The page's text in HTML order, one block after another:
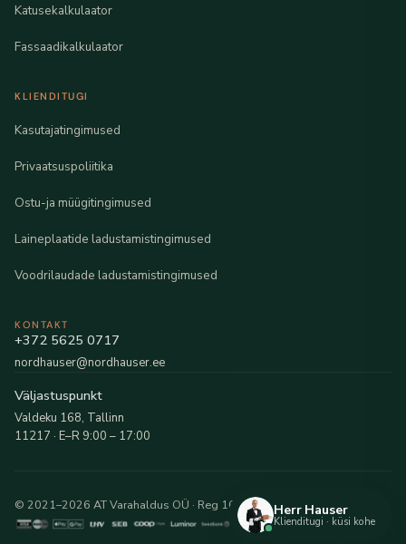
Katusekalkulaator
Fassaadikalkulaator
KLIENDITUGI
Kasutajatingimused
Privaatsuspoliitika
Ostu-ja müügitingimused
Laineplaatide ladustamistingimused
Voodrilaudade ladustamistingimused
KONTAKT
+372 5625 0717
nordhauser@nordhauser.ee
Väljastuspunkt
Valdeku 168, Tallinn
11217 · E–R 9:00 – 17:00
© 2021–2026 AT Varahaldus OÜ · Reg 16216481Herr Hauser
Klienditugi · küsi kohe